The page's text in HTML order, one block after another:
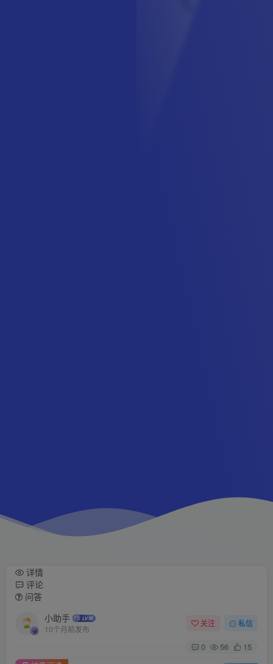
详情
评论
问答
小助手
10个月前发布
关注 私信
0 56
15